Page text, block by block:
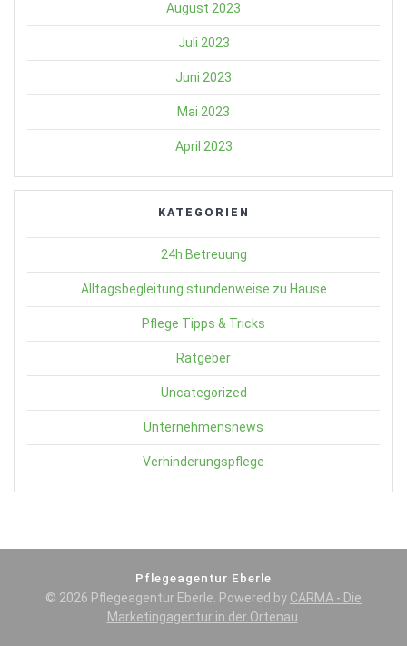
August 2023
Juli 2023
Juni 2023
Mai 2023
April 2023
KATEGORIEN
24h Betreuung
Alltagsbegleitung stundenweise zu Hause
Pflege Tipps & Tricks
Ratgeber
Uncategorized
Unternehmensnews
Verhinderungspflege
Pflegeagentur Eberle
© 2026 Pflegeagentur Eberle. Powered by CARMA - Die
Marketingagentur in der Ortenau